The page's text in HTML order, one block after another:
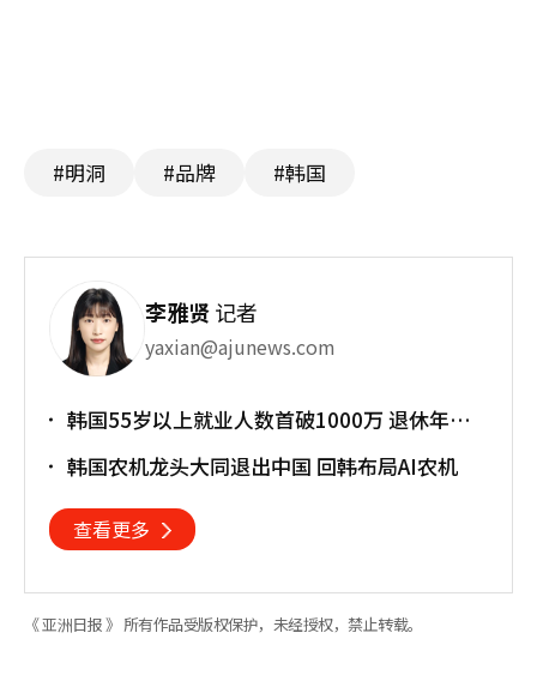
#明洞 #品牌 #韩国
李雅贤记者
yaxian@ajunews.com
韩国55岁以上就业人数首破1000万 退休年龄
韩国农机龙头大同退出中国 回韩布局AI农机
查看更多
《 亚洲日报 》 所有作品受版权保护，未经授权，禁止转载。